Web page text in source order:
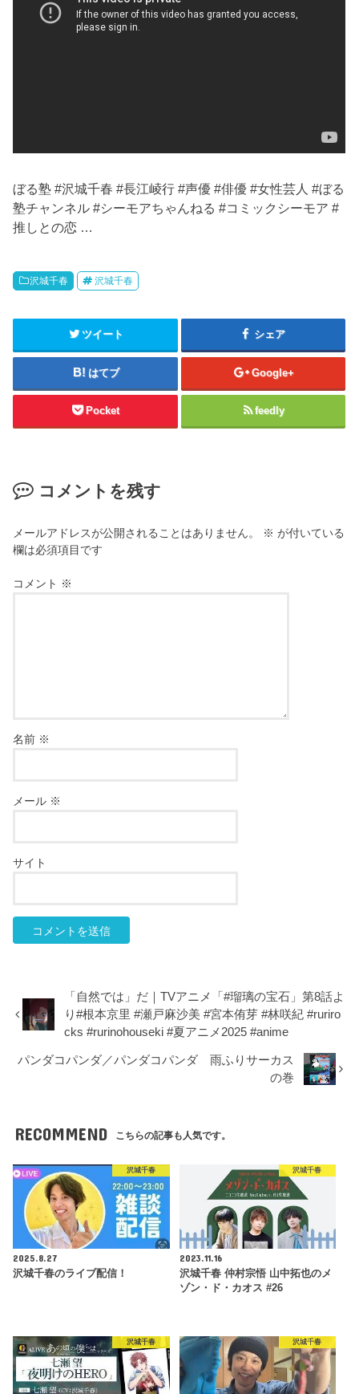
ぼる塾 #沢城千春 #長江崚行 #声優 #俳優 #女性芸人 #ぼる
塾チャンネル #シーモアちゃんねる #コミックシーモア #
推しとの恋 …
沢城千春 沢城千春
ツイート シェア
はてブ Google+
Pocket feedly
コメントを残す
メールアドレスが公開されることはありません。 ※ が付いている
欄は必須項目です
コメント ※
名前 ※
メール ※
サイト
「自然では」だ｜TVアニメ「#瑠璃の宝石」第8話よ
り#根本京里 #瀬戸麻沙美 #宮本侑芽 #林咲紀 #ruriro
cks #rurinohouseki #夏アニメ2025 #anime
パンダコパンダ／パンダコパンダ 雨ふりサーカス
の巻
RECOMMEND こちらの記事も人気です。
沢城千春
2025.8.27
沢城千春のライブ配信！
沢城千春
2023.11.16
沢城千春 仲村宗悟 山中拓也のメ
ゾン・ド・カオス #26
沢城千春 沢城千春